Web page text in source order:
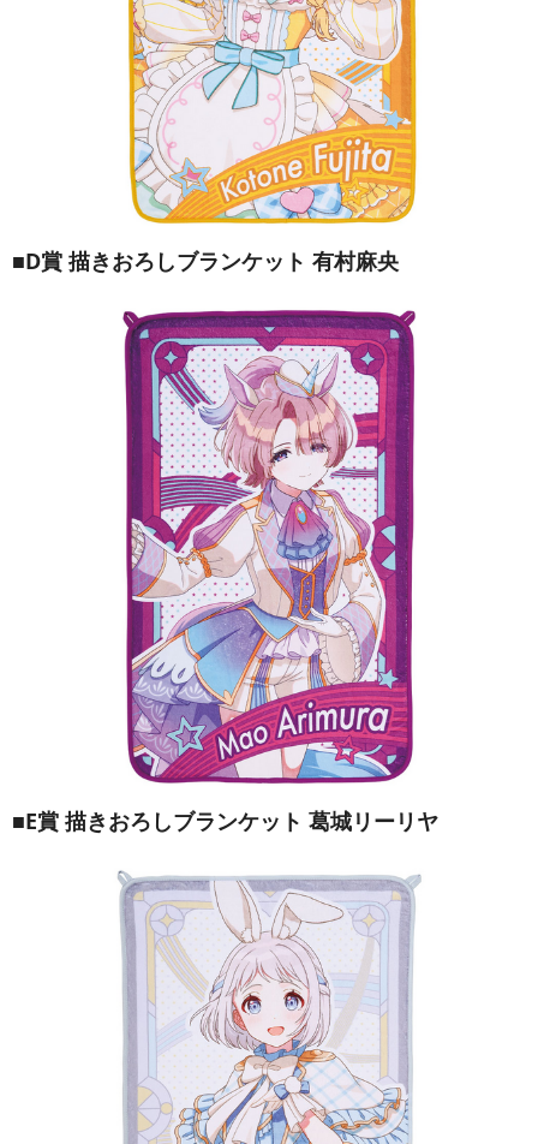
■D賞 描きおろしブランケット 有村麻央
■E賞 描きおろしブランケット 葛城リーリヤ